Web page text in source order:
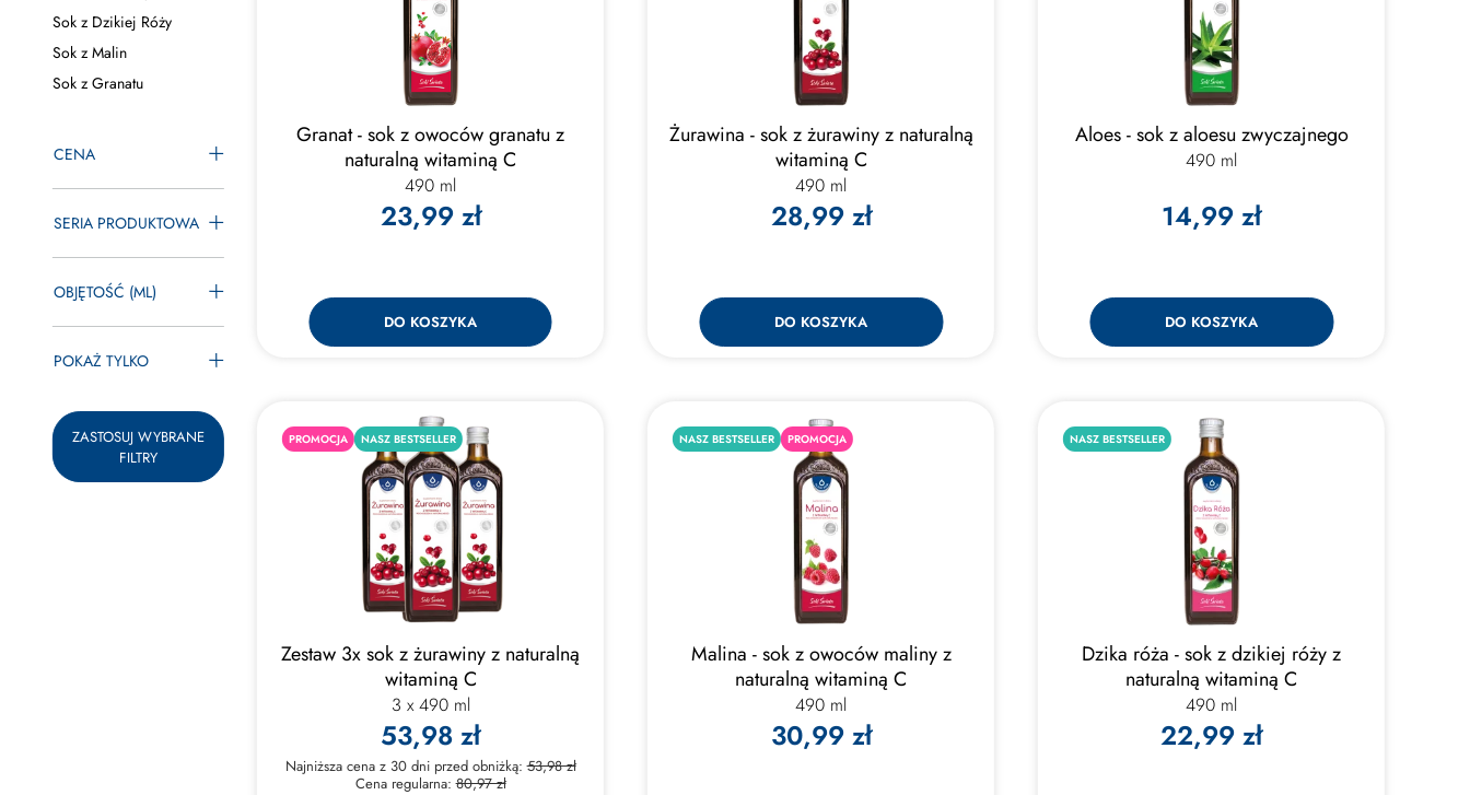
Sok z Dzikiej Róży
Sok z Malin
Sok z Granatu
CENA
SERIA PRODUKTOWA
OBJĘTOŚĆ (ML)
POKAŻ TYLKO
ZASTOSUJ WYBRANE
FILTRY
Granat - sok z owoców granatu z
naturalną witaminą C
490 ml
23,99 zł
DO KOSZYKA
Żurawina - sok z żurawiny z naturalną
witaminą C
490 ml
28,99 zł
DO KOSZYKA
Aloes - sok z aloesu zwyczajnego
490 ml
14,99 zł
DO KOSZYKA
PROMOCJA NASZ BESTSELLER
Zestaw 3x sok z żurawiny z naturalną
witaminą C
3 x 490 ml
53,98 zł
Najniższa cena z 30 dni przed obniżką:53,98 zł
Cena regularna:80,97 zł
NASZ BESTSELLER PROMOCJA
Malina - sok z owoców maliny z
naturalną witaminą C
490 ml
30,99 zł
NASZ BESTSELLER
Dzika róża - sok z dzikiej róży z
naturalną witaminą C
490 ml
22,99 zł